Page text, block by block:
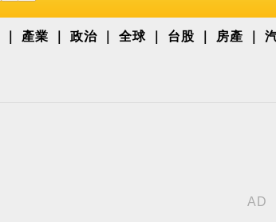
產業 政治 全球 台股 房產